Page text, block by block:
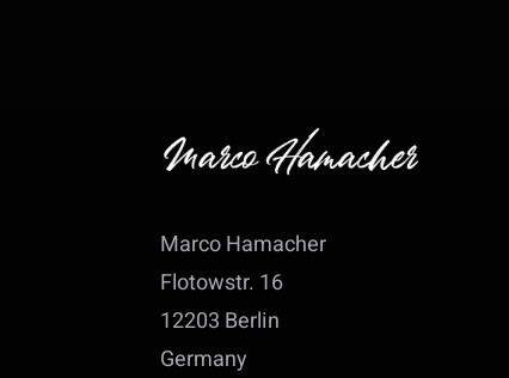
Marco Hamacher
Flotowstr. 16
12203 Berlin
Germany